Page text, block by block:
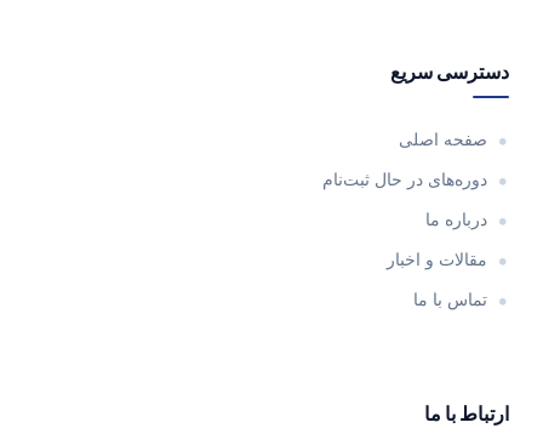
دسترسی سریع
صفحه اصلی
دوره‌های در حال ثبت‌نام
درباره ما
مقالات و اخبار
تماس با ما
ارتباط با ما